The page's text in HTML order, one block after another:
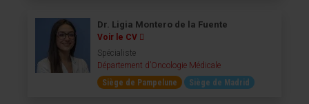
Dr. Ligia Montero de la Fuente
Voir le CV
Spécialiste
Département d’Oncologie Médicale
Siège de Pampelune
Siège de Madrid